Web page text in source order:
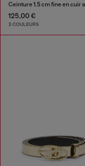
125,00 €
3 COULEURS